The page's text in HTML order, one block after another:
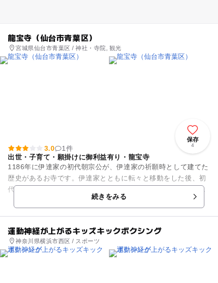
龍宝寺（仙台市青葉区）
宮城県仙台市青葉区 / 神社・寺院, 観光
保存
4
3.0
1件
出世・子育て・願掛けに御利益有り・龍宝寺
1186年に伊達家の初代朝宗公が、伊達家の祈願時として建てた
歴史があるお寺です。伊達家とともに転々と移動をした後、初
代仙台藩主伊達政宗公の築城を機に現在の位置に移されまし
た。藩政時代は約70の寺...続きをみる
運動神経が上がるキッズキックボクシング
神奈川県横浜市西区 / スポーツ